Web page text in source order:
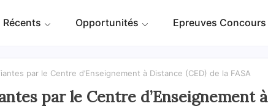
Opportunités Epreuves Concours
par le Centre d’Enseignement à Distance (CED) de la FASA
par le Centre d’Enseignement à